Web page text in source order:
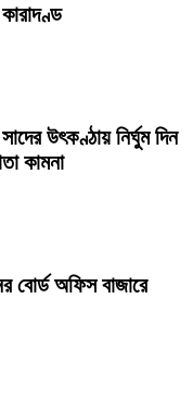
উৎকণ্ঠায় নির্ঘুম দিন
কামনা
বোর্ড অফিস বাজারে